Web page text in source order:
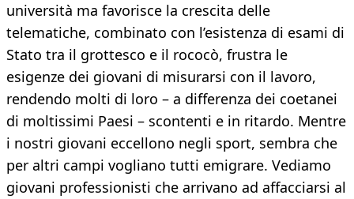
università ma favorisce la crescita delle
telematiche, combinato con l’esistenza di esami di
Stato tra il grottesco e il rococò, frustra le
esigenze dei giovani di misurarsi con il lavoro,
rendendo molti di loro – a differenza dei coetanei
di moltissimi Paesi – scontenti e in ritardo. Mentre
i nostri giovani eccellono negli sport, sembra che
per altri campi vogliano tutti emigrare. Vediamo
giovani professionisti che arrivano ad affacciarsi al